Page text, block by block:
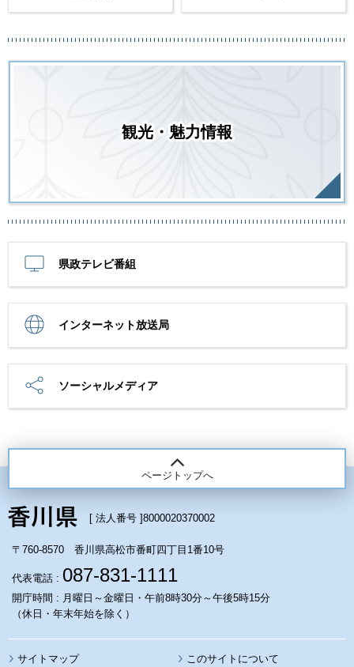
観光・魅力情報
県政テレビ番組
インターネット放送局
ソーシャルメディア
ページトップへ
[ 法人番号 ]8000020370002
〒760-8570 香川県高松市番町四丁目1番10号
代表電話 : 087-831-1111
開庁時間 : 月曜日～金曜日・午前8時30分～午後5時15分
（休日・年末年始を除く）
サイトマップ このサイトについて